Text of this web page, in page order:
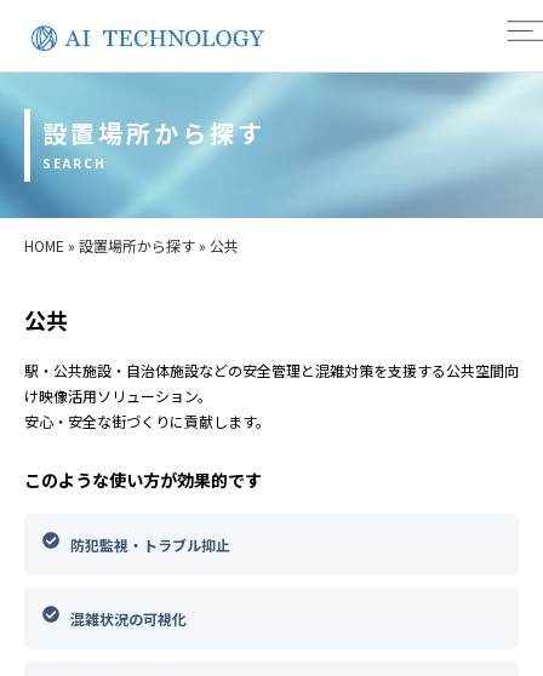
設置場所から探す
SEARCH
HOME » 設置場所から探す » 公共
公共
駅・公共施設・自治体施設などの安全管理と混雑対策を支援する公共空間向
け映像活用ソリューション。
安心・安全な街づくりに貢献します。
このような使い方が効果的です
防犯監視・トラブル抑止
混雑状況の可視化